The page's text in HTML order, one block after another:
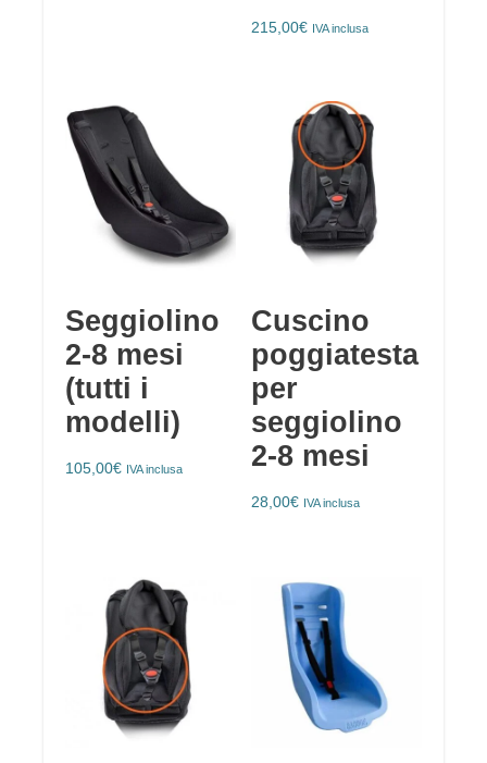
215,00€ IVA inclusa
Seggiolino
2-8 mesi
(tutti i
modelli)
105,00€ IVA inclusa
Cuscino
poggiatesta
per
seggiolino
2-8 mesi
28,00€ IVA inclusa